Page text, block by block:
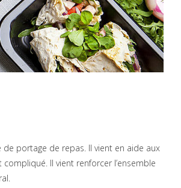
portage de repas. Il vient en aide aux
Il vient renforcer l’ensemble